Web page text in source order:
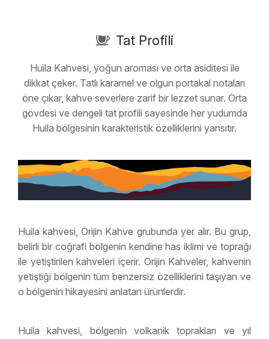
Tat Profili
Huila Kahvesi, yoğun aroması ve orta asiditesi ile
dikkat çeker. Tatlı karamel ve olgun portakal notaları
öne çıkar, kahve severlere zarif bir lezzet sunar. Orta
gövdesi ve dengeli tat profili sayesinde her yudumda
Huila bölgesinin karakteristik özelliklerini yansıtır.
Huila kahvesi, Orijin Kahve grubunda yer alır. Bu grup,
belirli bir coğrafi bölgenin kendine has iklimi ve toprağı
ile yetiştirilen kahveleri içerir. Orijin Kahveler, kahvenin
yetiştiği bölgenin tüm benzersiz özelliklerini taşıyan ve
o bölgenin hikayesini anlatan ürünlerdir.
Huila kahvesi, bölgenin volkanik toprakları ve yıl